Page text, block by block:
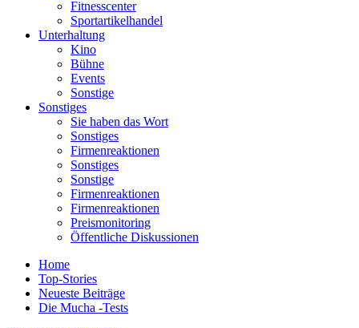
Fitnesscenter
Sportartikelhandel
Unterhaltung
Kino
Bühne
Events
Sonstige
Sonstiges
Sie haben das Wort
Sonstiges
Firmenreaktionen
Sonstiges
Sonstige
Firmenreaktionen
Firmenreaktionen
Preismonitoring
Öffentliche Diskussionen
Home
Top-Stories
Neueste Beiträge
Die Mucha -Tests